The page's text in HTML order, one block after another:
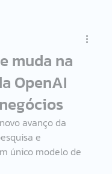
muda na
OpenAI
avanço da
e
único modelo de